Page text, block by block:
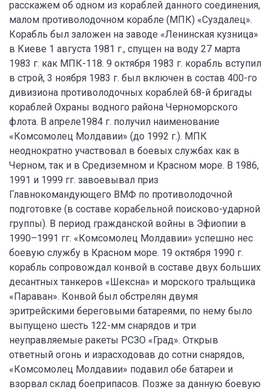
расскажем об одном из кораблей данного соединения,
малом противолодочном корабле (МПК) «Суздалец».
Корабль был заложен на заводе «Ленинская кузница»
в Киеве 1 августа 1981 г., спущен на воду 27 марта
1983 г. как МПК-118. 9 октября 1983 г. корабль вступил
в строй, 3 ноября 1983 г. был включен в состав 400-го
дивизиона противолодочных кораблей 68-й бригады
кораблей Охраны водного района Черноморского
флота. В апреле1984 г. получил наименование
«Комсомолец Молдавии» (до 1992 г.). МПК
неоднократно участвовал в боевых службах как в
Черном, так и в Средиземном и Красном море. В 1986,
1991 и 1999 гг. завоевывал приз
Главнокомандующего ВМФ по противолодочной
подготовке (в составе корабельной поисково-ударной
группы). В период гражданской войны в Эфиопии в
1990–1991 гг. «Комсомолец Молдавии» успешно нес
боевую службу в Красном море. 19 октября 1990 г.
корабль сопровождал конвой в составе двух больших
десантных танкеров «Шексна» и морского тральщика
«Параван». Конвой был обстрелян двумя
эритрейскими береговыми батареями, по нему было
выпущено шесть 122-мм снарядов и три
неуправляемые ракеты РСЗО «Град». Открыв
ответный огонь и израсходовав до сотни снарядов,
«Комсомолец Молдавии» подавил обе батареи и
взорвал склад боеприпасов. Позже за данную боевую